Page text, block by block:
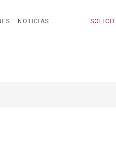
NOTICIAS